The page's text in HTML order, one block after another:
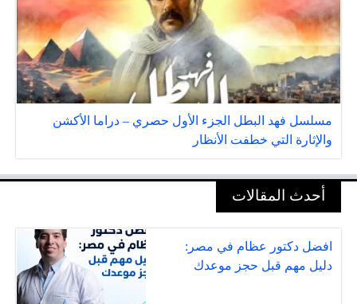
مسلسل فهد البطل الجزء الأول حصري – دراما الأكشن
والإثارة التي خطفت الأنظار
أحدث المقالات
افضل دكتور عظام في مصر:
دليل مهم قبل حجز موعدك